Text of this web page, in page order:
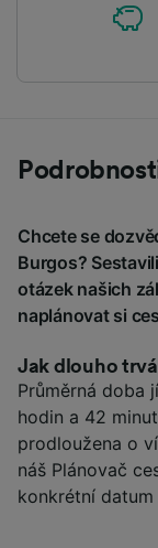
Chcete se
Burgos?
otázek našich
naplánovat si
Jak dlouho
Průměrná doba
hodin a 42
prodloužena o
náš Plánovač
konkrétní datum